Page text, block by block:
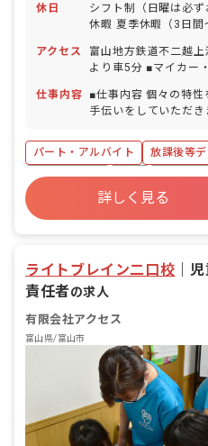
休日
シフト制（日曜は必
休暇 夏季休暇（3日間
より変更 有給休暇（
率100％／5日以上の
休暇 産前産後・育児
100％・復帰率100％
アクセス
富山地方鉄道不二越上
より車5分 ■マイカー・バイク・自転車
仕事内容
■仕事内容 個々の特性
手伝いをしていただき
べる機会を与えたり、
ンの取りづらいこども
ル方法を同じ目線か
るお仕事です。 ■日々の活動 ・山や公園
などの自然散策 ・施
・お絵描きや工作 ・実験 ■職員
体の10％ アルバイト
45% 社員の既婚率
パート・アルバイト
放課後等
社会保険完備
有給
福利厚生
産休育休制度
詳しく見る
ライトブレイン二口校 ｜児
責任者の求人
有限会社アクセス
富山県/富山市